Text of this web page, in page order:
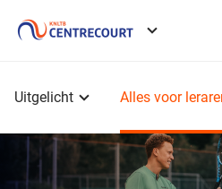
Uitgelicht Alles voor